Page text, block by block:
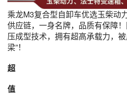
乘龙M3复合型自卸车优选玉柴动
供应链，一身名牌，品质有保障
压成型技术，拥有超高承载力，
梁”！
超
值